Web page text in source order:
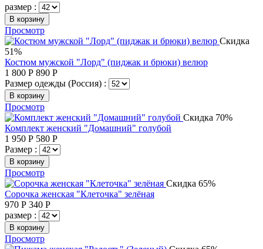
размер :
В корзину
Просмотр
Скидка
51%
Костюм мужской "Лорд" (пиджак и брюки) велюр
1 800 Р 890 Р
Размер одежды (Россия) :
В корзину
Просмотр
Скидка 70%
Комплект женский "Домашний" голубой
1 950 Р 580 Р
Размер :
В корзину
Просмотр
Скидка 65%
Сорочка женская "Клеточка" зелёная
970 Р 340 Р
размер :
В корзину
Просмотр